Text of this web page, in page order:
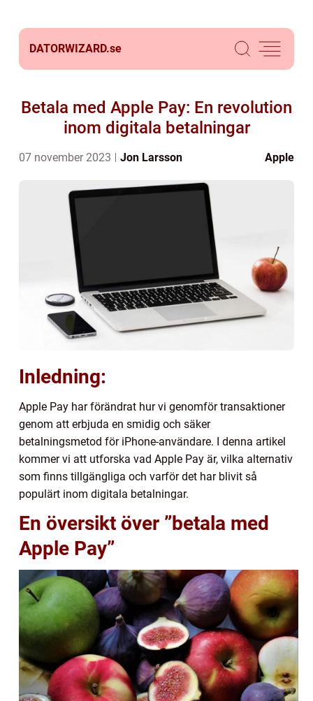
DATORWIZARD.se
Betala med Apple Pay: En revolution
inom digitala betalningar
07 november 2023 Jon Larsson Apple
Inledning:
Apple Pay har förändrat hur vi genomför transaktioner
genom att erbjuda en smidig och säker
betalningsmetod för iPhone-användare. I denna artikel
kommer vi att utforska vad Apple Pay är, vilka alternativ
som finns tillgängliga och varför det har blivit så
populärt inom digitala betalningar.
En översikt över ”betala med
Apple Pay”